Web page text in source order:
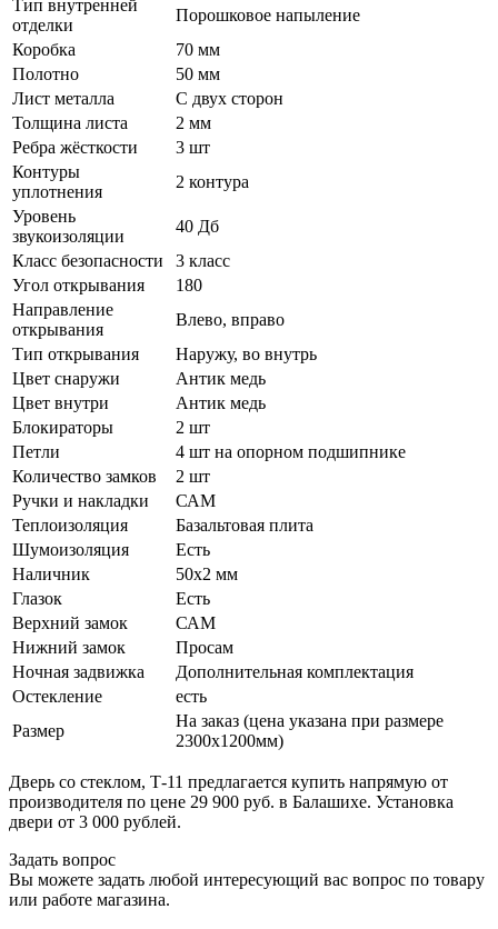
Тип внутренней
отделки
Порошковое напыление
Коробка
70 мм
Полотно
50 мм
Лист металла
С двух сторон
Толщина листа
2 мм
Ребра жёсткости
3 шт
Контуры
уплотнения
2 контура
Уровень
звукоизоляции
40 Дб
Класс безопасности
3 класс
Угол открывания
180
Направление
открывания
Влево, вправо
Тип открывания
Наружу, во внутрь
Цвет снаружи
Антик медь
Цвет внутри
Антик медь
Блокираторы
2 шт
Петли
4 шт на опорном подшипнике
Количество замков
2 шт
Ручки и накладки
САМ
Теплоизоляция
Базальтовая плита
Шумоизоляция
Есть
Наличник
50х2 мм
Глазок
Есть
Верхний замок
САМ
Нижний замок
Просам
Ночная задвижка
Дополнительная комплектация
Остекление
есть
Размер
На заказ (цена указана при размере
2300х1200мм)
Дверь со стеклом, Т-11 предлагается купить напрямую от
производителя по цене 29 900 руб. в Балашихе. Установка
двери от 3 000 рублей.
Задать вопрос
Вы можете задать любой интересующий вас вопрос по товару
или работе магазина.